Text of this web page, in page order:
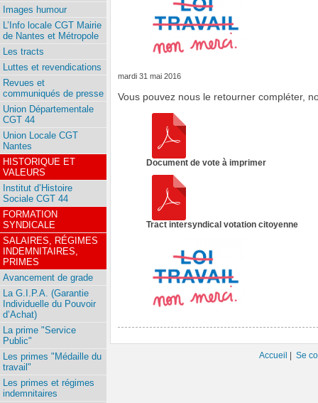
mardi 31 mai 2016
Vous pouvez nous le retourner compléter,
Document de vote à imprimer
Tract intersyndical votation citoyenne
Images humour
L’Info locale CGT Mairie
de Nantes et Métropole
Les tracts
Luttes et revendications
Revues et
communiqués de presse
Union Départementale
CGT 44
Union Locale CGT
Nantes
HISTORIQUE ET
VALEURS
Institut d’Histoire
Sociale CGT 44
FORMATION
SYNDICALE
SALAIRES, RÉGIMES
INDEMNITAIRES,
PRIMES
Avancement de grade
La G.I.P.A. (Garantie
Individuelle du Pouvoir
d’Achat)
La prime "Service
Public"
Les primes "Médaille du
travail"
Les primes et régimes
indemnitaires
Accueil |Se